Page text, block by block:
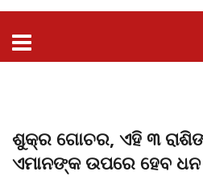
ଶୁକ୍ର ଗୋଚର, ଏହି ୩
ଏମାନଙ୍କ ଉପରେ ହେବ ଧନ